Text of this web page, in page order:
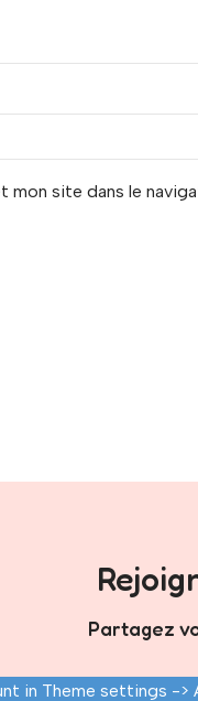
mon site dans le
Partagez
in Theme settings -